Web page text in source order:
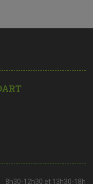
8h30-12h30 et 13h30-18h